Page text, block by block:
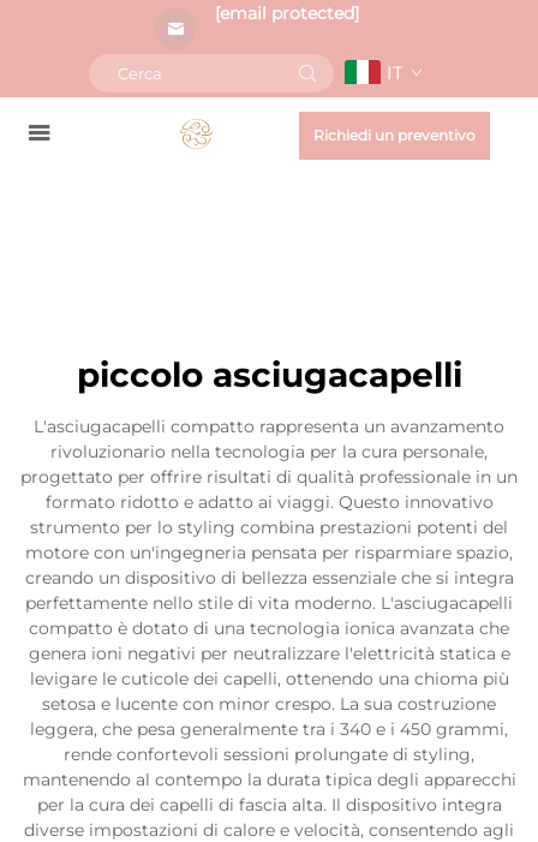
[email protected]
IT
Richiedi un preventivo
piccolo asciugacapelli
L'asciugacapelli compatto rappresenta un avanzamento
rivoluzionario nella tecnologia per la cura personale,
progettato per offrire risultati di qualità professionale in un
formato ridotto e adatto ai viaggi. Questo innovativo
strumento per lo styling combina prestazioni potenti del
motore con un'ingegneria pensata per risparmiare spazio,
creando un dispositivo di bellezza essenziale che si integra
perfettamente nello stile di vita moderno. L'asciugacapelli
compatto è dotato di una tecnologia ionica avanzata che
genera ioni negativi per neutralizzare l'elettricità statica e
levigare le cuticole dei capelli, ottenendo una chioma più
setosa e lucente con minor crespo. La sua costruzione
leggera, che pesa generalmente tra i 340 e i 450 grammi,
rende confortevoli sessioni prolungate di styling,
mantenendo al contempo la durata tipica degli apparecchi
per la cura dei capelli di fascia alta. Il dispositivo integra
diverse impostazioni di calore e velocità, consentendo agli